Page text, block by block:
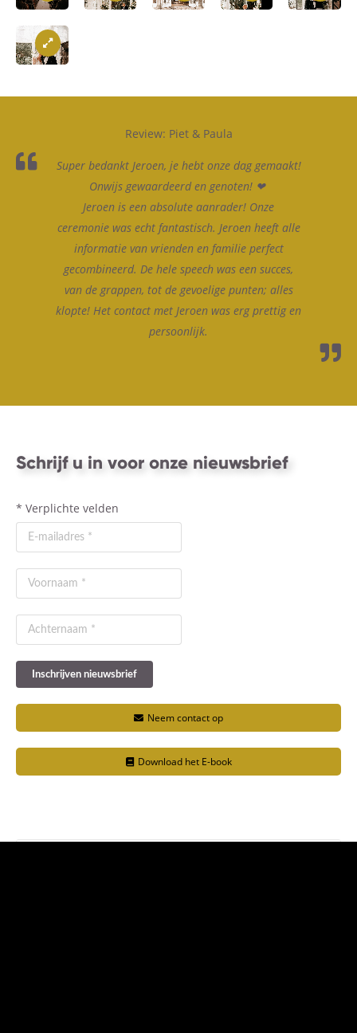
Review: Piet & Paula
Super bedankt Jeroen, je hebt onze dag gemaakt!
Onwijs gewaardeerd en genoten! ❤
Jeroen is een absolute aanrader! Onze
ceremonie was echt fantastisch. Jeroen heeft alle
informatie van vrienden en familie perfect
gecombineerd. De hele speech was een succes,
van de grappen, tot de gevoelige punten; alles
klopte! Het contact met Jeroen was erg prettig en
persoonlijk.
Schrijf u in voor onze nieuwsbrief
* Verplichte velden
Neem contact op
Download het E-book